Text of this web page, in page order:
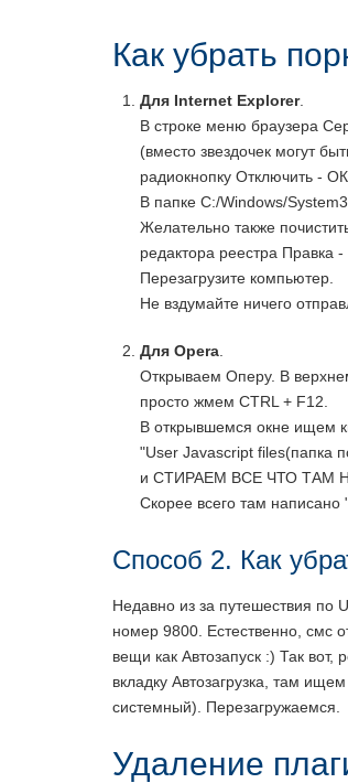
Как убрать
Для Internet Explorer.
В строке меню браузера
(вместо звездочек могут
радиокнопку Отключить -
В папке C:/Windows/
Желательно также
редактора реестра Правка
Перезагрузите компьютер.
Не вздумайте ничего
Для Opera
Открываем Оперу. В
просто жмем CTRL + F12.
В открывшемся окне ищем
"User Javascript files(папка
и СТИРАЕМ ВСЕ ЧТО ТАМ
Скорее всего там написано
Способ 2. Как
Недавно из за путешествия по
номер 9800. Естественно, смс
вещи как Автозапуск :) Так
вкладку Автозагрузка, там
системный). Перезагружаемся.
Удаление